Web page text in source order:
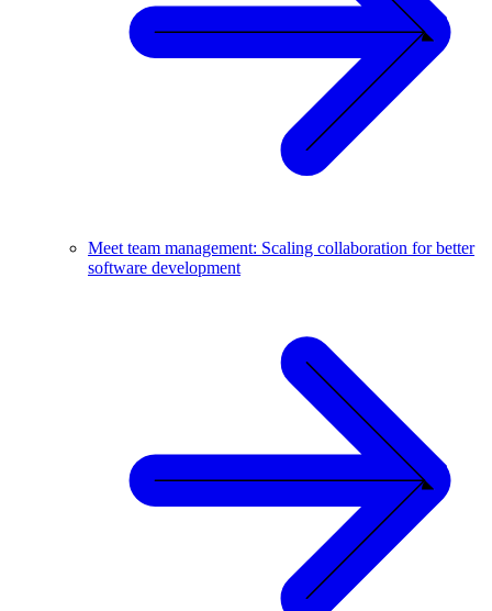
Meet team management: Scaling collaboration for better
software development